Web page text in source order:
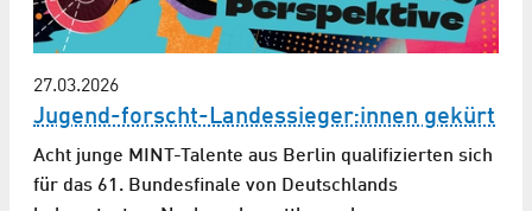
27.03.2026
Jugend-forscht-Landes­sieger:innen gekürt
Acht junge MINT-Talente aus Berlin qualifizierten sich
für das 61. Bundesfinale von Deutschlands